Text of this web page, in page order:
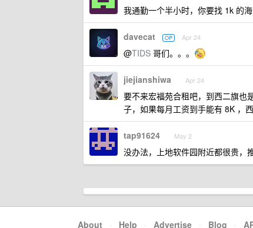
我通勤一个半小时，你要找 1k 的海
davecat OP Apr 24
@TIDS 哥们。。。
jiejianshiwa Apr 24
要不来宏福苑合租吧，到西二旗也
子，如果每月工资到手能有 8K ，
tap91624 May 2
没办法，上地软件园附近都很贵，
About · Help · Advertise · Blog ·